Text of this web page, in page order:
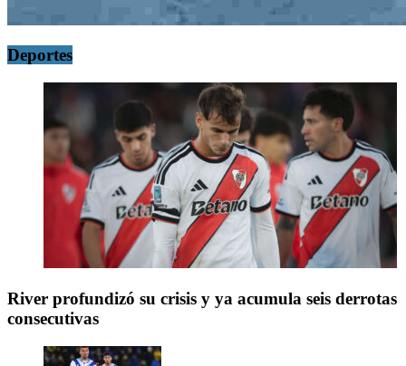
Deportes
River profundizó su crisis y ya acumula seis derrotas
consecutivas